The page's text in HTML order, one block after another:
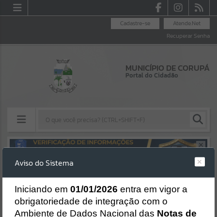
Atende.Net
Cadastre-se
Recuperar Senha
MUNICÍPIO DE CORUPÁ
Portal do Cidadão
Resultados para""
Portais
Por favor, aguarde...
Aviso do Sistema
Iniciando em 01/01/2026 entra em vigor a
obrigatoriedade de integração com o
Ambiente de Dados Nacional das Notas de
Erro
Gerenciamento do Sistema
CÓDIGO DA MENSAGEM:
Ocorreu um erro de script: